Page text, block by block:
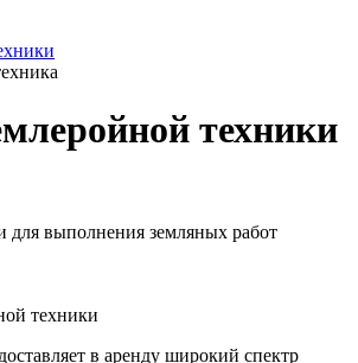
техники
для выполнения земляных работ
в аренду широкий спектр